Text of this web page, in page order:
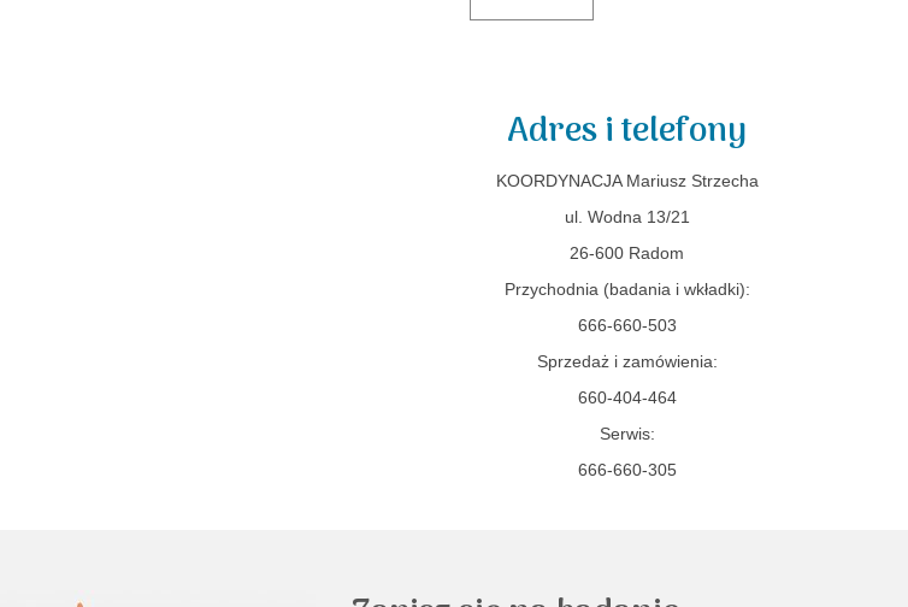
Adres i telefony
KOORDYNACJA Mariusz Strzecha
ul. Wodna 13/21
26-600 Radom
Przychodnia (badania i wkładki):
666-660-503
Sprzedaż i zamówienia:
660-404-464
Serwis:
666-660-305